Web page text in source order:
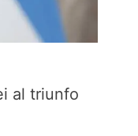
al triunfo